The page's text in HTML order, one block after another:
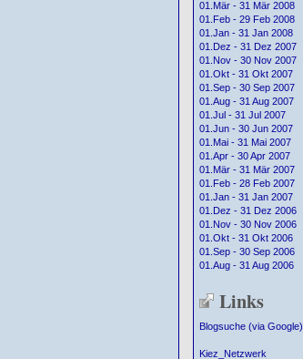
01.Mär - 31 Mär 2008
01.Feb - 29 Feb 2008
01.Jan - 31 Jan 2008
01.Dez - 31 Dez 2007
01.Nov - 30 Nov 2007
01.Okt - 31 Okt 2007
01.Sep - 30 Sep 2007
01.Aug - 31 Aug 2007
01.Jul - 31 Jul 2007
01.Jun - 30 Jun 2007
01.Mai - 31 Mai 2007
01.Apr - 30 Apr 2007
01.Mär - 31 Mär 2007
01.Feb - 28 Feb 2007
01.Jan - 31 Jan 2007
01.Dez - 31 Dez 2006
01.Nov - 30 Nov 2006
01.Okt - 31 Okt 2006
01.Sep - 30 Sep 2006
01.Aug - 31 Aug 2006
Links
Blogsuche (via Google)
Kiez_Netzwerk